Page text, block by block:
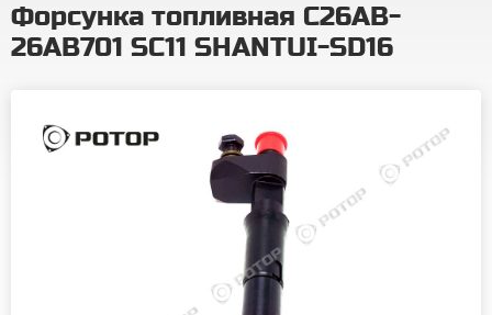
Форсунка топливная C26AB-
26AB701 SC11 SHANTUI-SD16